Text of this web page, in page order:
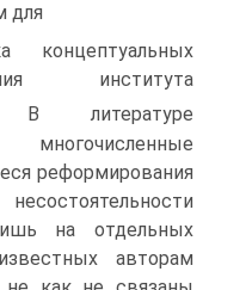
для
концептуальных
института
реформирования
на отдельных
авторам